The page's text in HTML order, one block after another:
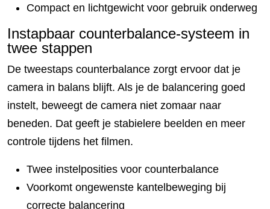
Compact en lichtgewicht voor gebruik onderweg
Instapbaar counterbalance-systeem in
twee stappen
De tweestaps counterbalance zorgt ervoor dat je
camera in balans blijft. Als je de balancering goed
instelt, beweegt de camera niet zomaar naar
beneden. Dat geeft je stabielere beelden en meer
controle tijdens het filmen.
Twee instelposities voor counterbalance
Voorkomt ongewenste kantelbeweging bij
correcte balancering